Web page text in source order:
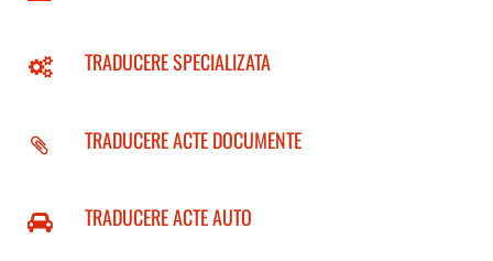
TRADUCERE SPECIALIZATA
TRADUCERE ACTE DOCUMENTE
TRADUCERE ACTE AUTO